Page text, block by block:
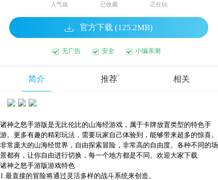
人气值 已收藏 正在玩
官方下载 (125.2MB)
无广告 安全 小编亲测
简介 推荐0 相关
诸神之怒手游版是无比伦比的山海经游戏，属于卡牌放置类型的特色手
游。更多有趣的精彩玩法，需要玩家自己体验到，能够带来超多的惊喜。
非常庞大的山海经世界，自由探索冒险，非常高的自由度。各种不同的场
景都有，让你自由进行切换，每一个地方都是不同。欢迎大家下载
诸神之怒手游版游戏特色
1.最直接的冒险将通过灵活多样的战斗系统来创造。